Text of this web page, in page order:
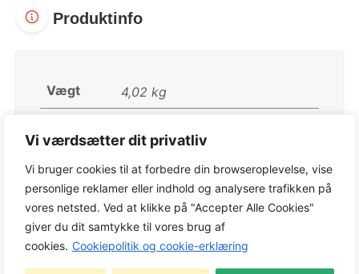
Vi værdsætter dit privatliv
Vi bruger cookies til at forbedre din browseroplevelse, vise
personlige reklamer eller indhold og analysere trafikken på
vores netsted. Ved at klikke på "Accepter Alle Cookies"
giver du dit samtykke til vores brug af
cookies. Cookiepolitik og cookie-erklæring
Produktinfo
Vægt 4,02 kg
Batteri